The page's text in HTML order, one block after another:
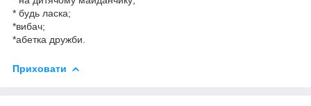
* будь ласка;
*вибач;
*абетка дружби.
Приховати